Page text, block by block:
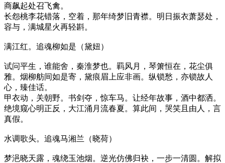
商飙起处召飞禽。
长怨桃李花错落，空着，那年绮梦旧青襟。明日振衣萧瑟处，
容与，满城星火再轻斟。
满江红。追魂柳如是（黛妞）
试问平生，谁能舍，秦淮梦也。羁风月，琴箫恒在，花尘俱
雅。烟柳舫间如是寄，黛痕眉上应非画。纵锁愁，亦锁故人
心，臻佳话。
甲衣动，关朝野。书剑夺，惊车马。让经年故事，酒中都洒。
绝境窥心明正反，大江涌月流春夏。算此间，哭笑且由人，言
真假。
水调歌头。追魂马湘兰（晓荷）
梦浥晓天露，魂绕玉池烟。逆光仿佛归袂，一步一清圆。解拟